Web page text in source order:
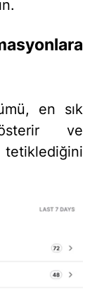
en sık
ve
tetiklediğini